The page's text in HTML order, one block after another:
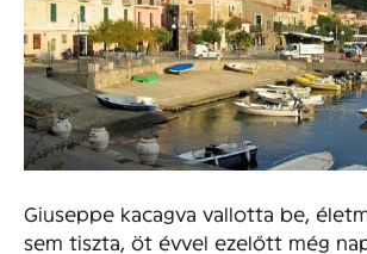
Giuseppe kacagva vallotta be,
sem tiszta, öt évvel ezelőtt még